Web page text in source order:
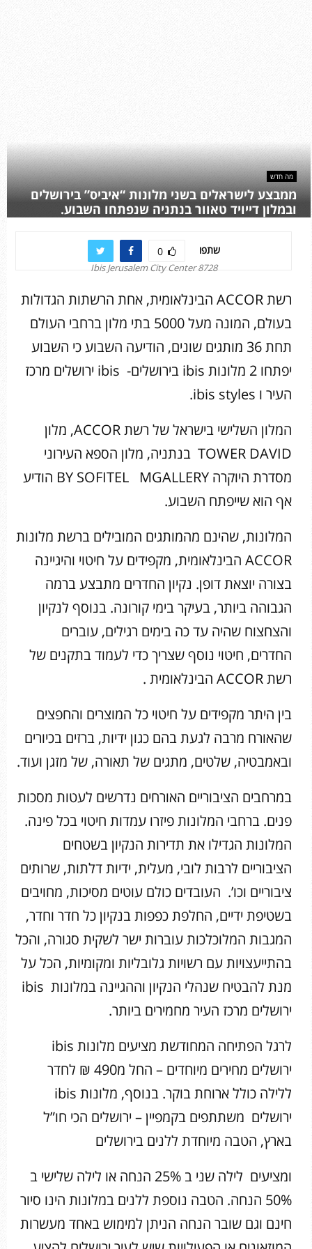
מה חדש
ממבצע לישראלים בשני מלונות “איביס” בירושלים
ובמלון דייויד טאוור בנתניה שנפתחו השבוע.
שתפו 0
Ibis Jerusalem City Center 8728
רשת ACCOR הבינלאומית, אחת הרשתות הגדולות
בעולם, המונה מעל 5000 בתי מלון ברחבי העולם
תחת 36 מותגים שונים, הודיעה השבוע כי השבוע
יפתחו 2 מלונות ibis בירושלים- ibis ירושלים מרכז
העיר ו ibis styles.
המלון השלישי בישראל של רשת ACCOR, מלון
TOWER DAVID בנתניה, מלון הספא העירוני
מסדרת היוקרה BY SOFITEL MGALLERY הודיע
אף הוא שייפתח השבוע.
המלונות, שהינם מהמותגים המובילים ברשת מלונות
ACCOR הבינלאומית, מקפידים על חיטוי והיגיינה
בצורה יוצאת דופן. נקיון החדרים מתבצע ברמה
הגבוהה ביותר, בעיקר בימי קורונה. בנוסף לנקיון
והצחצוח שהיה עד כה בימים רגילים, עוברים
החדרים, חיטוי נוסף שצריך כדי לעמוד בתקנים של
רשת ACCOR הבינלאומית .
בין היתר מקפידים על חיטוי כל המוצרים והחפצים
שהאורח מרבה לגעת בהם כגון ידיות, ברזים בכיורים
ובאמבטיה, שלטים, מתגים של תאורה, של מזגן ועוד.
במרחבים הציבוריים האורחים נדרשים לעטות מסכות
פנים. ברחבי המלונות פיזרו עמדות חיטוי בכל פינה.
המלונות הגדילו את תדירות הנקיון בשטחים
הציבוריים לרבות לובי, מעלית, ידיות דלתות, שרותים
ציבוריים וכו’. העובדים כולם עוטים מסיכות, מחויבים
בשטיפת ידיים, החלפת כפפות בנקיון כל חדר וחדר,
המגבות המלוכלכות עוברות ישר לשקית סגורה, והכל
בהתייעצויות עם רשויות גלובליות ומקומיות, הכל על
מנת להבטיח שנהלי הנקיון וההגיינה במלונות ibis
ירושלים מרכז העיר מחמירים ביותר.
לרגל הפתיחה המחודשת מציעים מלונות ibis
ירושלים מחירים מיוחדים – החל מ490 ₪ לחדר
ללילה כולל ארוחת בוקר. בנוסף, מלונות ibis
ירושלים משתתפים בקמפיין – ירושלים הכי חו”ל
בארץ, הטבה מיוחדת ללנים בירושלים
ומציעים לילה שני ב 25% הנחה או לילה שלישי ב
50% הנחה. הטבה נוספת ללנים במלונות הינו סיור
חינם וגם שובר הנחה הניתן למימוש באחד מעשרות